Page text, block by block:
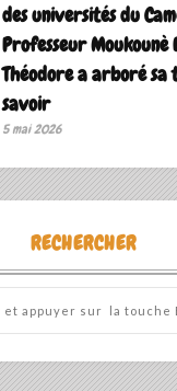
des universités du
Professeur Moukounè
Théodore a arboré sa
savoir ‎
5 mai 2026
RECHERCHER